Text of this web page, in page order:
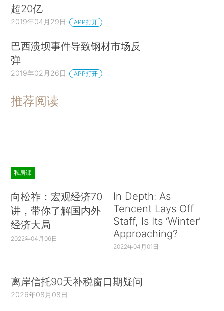
超20亿
2019年04月29日 APP打开
巴西溃坝事件导致钢材市场反
弹
2019年02月26日 APP打开
推荐阅读
私房课
向松祚：宏观经济70
讲，带你了解国内外
经济大局
2022年04月06日
In Depth: As
Tencent Lays Off
Staff, Is Its ‘Winter’
Approaching?
2022年04月01日
离岸信托90天补税窗口期疑问
2026年08月08日